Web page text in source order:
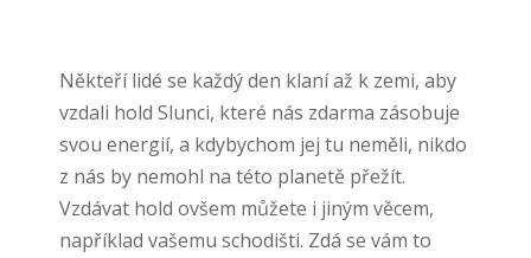
Někteří lidé se každý den klaní až k zemi, aby
vzdali hold Slunci, které nás zdarma zásobuje
svou energií, a kdybychom jej tu neměli, nikdo
z nás by nemohl na této planetě přežít.
Vzdávat hold ovšem můžete i jiným věcem,
například vašemu schodišti. Zdá se vám to